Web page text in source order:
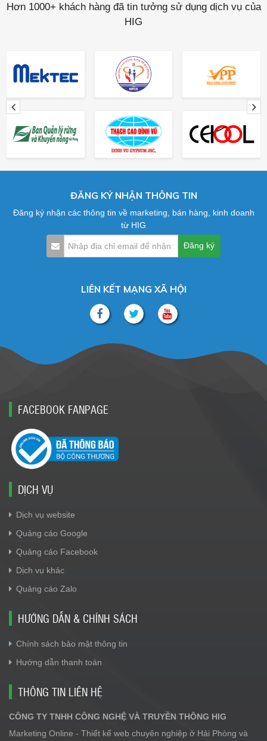
Hơn 1000+ khách hàng đã tin tưởng sử dụng dịch vụ của
HIG
ĐĂNG KÝ NHẬN THÔNG TIN
Đăng ký nhận các thông tin về marketing, bán hàng, kinh doanh
từ HIG
LIÊN KẾT MẠNG XÃ HỘI
FACEBOOK FANPAGE
DỊCH VỤ
Dịch vụ website
Quảng cáo Google
Quảng cáo Facebook
Dịch vụ khác
Quảng cáo Zalo
HƯỚNG DẪN & CHÍNH SÁCH
Chính sách bảo mật thông tin
Hướng dẫn thanh toán
THÔNG TIN LIÊN HỆ
CÔNG TY TNHH CÔNG NGHỆ VÀ TRUYỀN THÔNG HIG
Marketing Online - Thiết kế web chuyên nghiệp ở Hải Phòng và